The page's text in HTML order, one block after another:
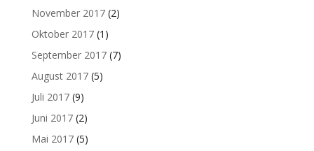
November 2017(2)
Oktober 2017(1)
September 2017(7)
August 2017(5)
Juli 2017(9)
Juni 2017(2)
Mai 2017(5)